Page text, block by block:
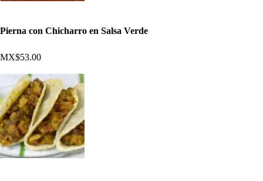
Pierna con Chicharro en Salsa Verde
MX$53.00